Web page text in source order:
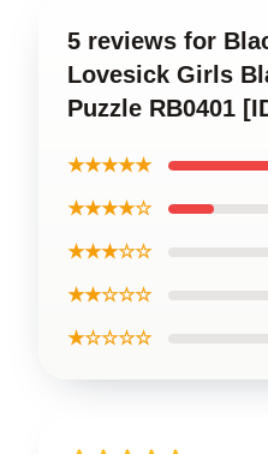
5 reviews for
Lovesick Girls
Puzzle RB0401
★★★★★
★★★★☆
★★★☆☆
★★☆☆☆
★☆☆☆☆